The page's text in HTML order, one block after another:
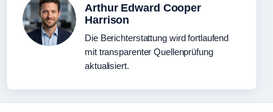
Arthur Edward Cooper
Harrison
Die Berichterstattung wird fortlaufend
mit transparenter Quellenprüfung
aktualisiert.